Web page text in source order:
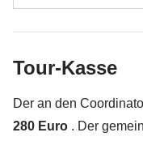
Erinnerungen
Tour-Kasse: alle
angegeben
Rucksack
Alles, was nicht
Tour-Kasse
Der an den
280 Euro . Der